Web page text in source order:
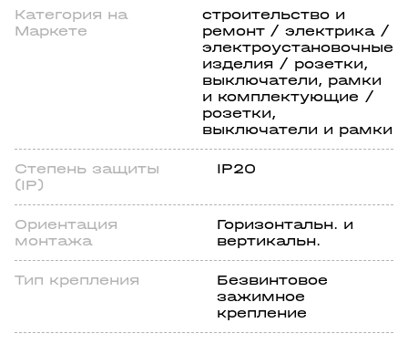
Категория на
Маркете
строительство и
ремонт / электрика /
электроустановочные
изделия / розетки,
выключатели, рамки
и комплектующие /
розетки,
выключатели и рамки
Степень защиты
(IP)
IP20
Ориентация
монтажа
Горизонтальн. и
вертикальн.
Тип крепления
Безвинтовое
зажимное
крепление